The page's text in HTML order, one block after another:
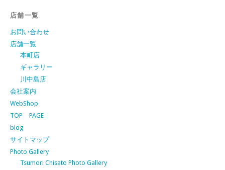
店舗一覧
お問い合わせ
店舗一覧
本町店
ギャラリー
川中島店
会社案内
WebShop
TOP PAGE
blog
サイトマップ
Photo Gallery
Tsumori Chisato Photo Gallery